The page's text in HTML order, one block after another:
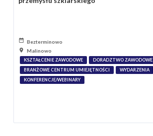
Bezterminowo
Malinowo
KSZTAŁCENIE ZAWODOWE
DORADZTWO ZAWODOWE
BRANŻOWE CENTRUM UMIEJĘTNOŚCI
WYDARZENIA
KONFERENCJE/WEBINARY